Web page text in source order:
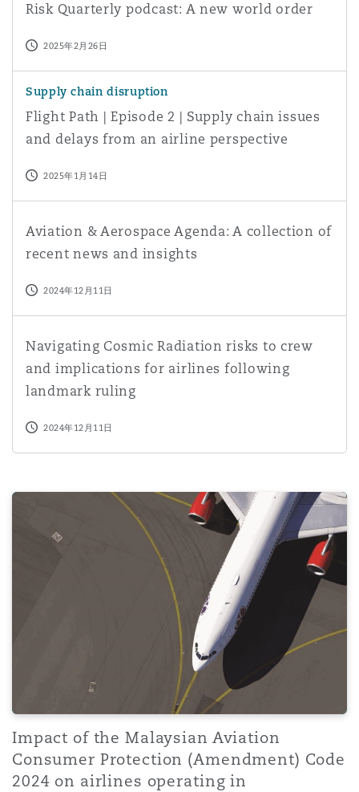
Risk Quarterly podcast: A new world order
2025年2月26日
Supply chain disruption
Flight Path | Episode 2 | Supply chain issues
and delays from an airline perspective
2025年1月14日
Aviation & Aerospace Agenda: A collection of
recent news and insights
2024年12月11日
Navigating Cosmic Radiation risks to crew
and implications for airlines following
landmark ruling
2024年12月11日
Impact of the Malaysian Aviation Consumer Protection
Impact of the Malaysian Aviation
Consumer Protection (Amendment) Code
2024 on airlines operating in